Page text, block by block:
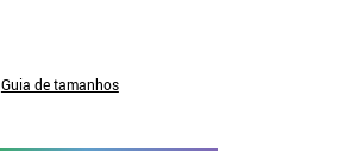
Guia de tamanhos